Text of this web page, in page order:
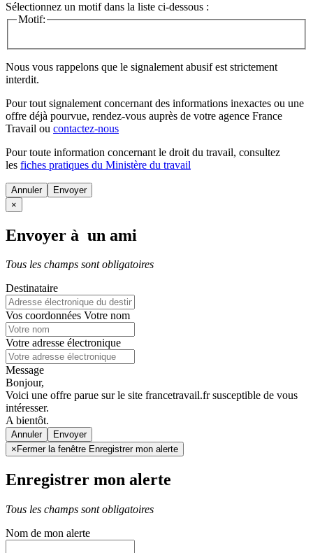
Sélectionnez un motif dans la liste ci-dessous :
Motif:
Nous vous rappelons que le signalement abusif est strictement
interdit.
Pour tout signalement concernant des informations inexactes ou une
offre déjà pourvue, rendez-vous auprès de votre agence France
Travail ou contactez-nous
Pour toute information concernant le droit du travail, consultez
les fiches pratiques du Ministère du travail
Annuler
×
Envoyer à un ami
Tous les champs sont obligatoires
Destinataire
Vos coordonnées Votre nom
Votre adresse électronique
Message
Bonjour,
Voici une offre parue sur le site francetravail.fr susceptible de vous
intéresser.
A bientôt.
Annuler
× Fermer la fenêtre Enregistrer mon alerte
Enregistrer mon alerte
Tous les champs sont obligatoires
Nom de mon alerte